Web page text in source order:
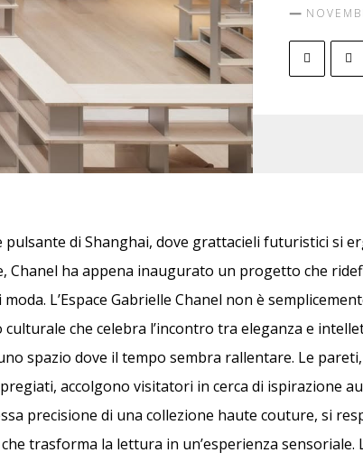
pulsante di Shanghai, dove grattacieli futuristici si
Chanel ha appena inaugurato un progetto che
moda. L’Espace Gabrielle Chanel non è
che celebra l’incontro tra eleganza e
spazio dove il tempo sembra rallentare. Le
accolgono visitatori in cerca di ispirazione
precisione di una collezione haute couture, si
trasforma la lettura in un’esperienza